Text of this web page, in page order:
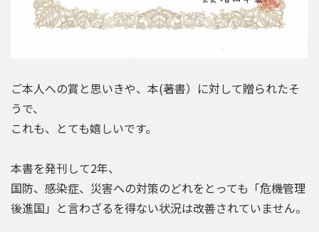
ご本人への賞と思いきや、本(著書）に対して贈られたそ
うで、
これも、とても嬉しいです。
本書を発刊して2年、
国防、感染症、災害への対策のどれをとっても「危機管理
後進国」と言わざるを得ない状況は改善されていません。